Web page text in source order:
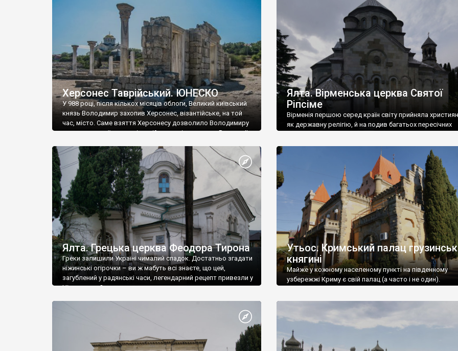
візантійської доби. Раритети викрадені з фондів об’єкту
культурної спадщини ЮНЕСКО «Херсонеса Таврійського».
Офіційно – на виставку «Золото Візантії», але експерти та
влада в Україні вважають це лише […]
називаються «повстяками» (postaki)…” “Вино. Крим
виробляє відмінне вино і його вдосталь: воно все
легке біле і дуже […]
Херсонес Таврійський. ЮНЕСКО
У 988 році, після кількох місяців облоги, Великий київський
князь Володимир захопив Херсонес, візантійське, на той
час, місто. Саме взяття Херсонесу дозволило Володимиру
диктувати свої умови візантійському імператору Василю ІІ,
Херсонесі Володимир-язичник, став Василем-
християнином. А потім було Хрещення Русі. На честь
Херсонесу Таврійського названо місто […]
Ялта. Вірменська церква Святої
Ріпсіме
Вірменія першою серед країн світу прийняла
як державну релігію, й на подив багатьох пересічних
Ялта. Грецька церква Феодора Тирона
Греки залишили Україні чималий спадок. Достатньо згадати
ніжинські огірочки – ви ж мабуть всі знаєте, що цей,
загублений у радянські часи, легендарний рецепт привезли у
Ніжин греки?
Утьос. Кримський палац
княгині
Майже у кожному населеному пункті на південному
узбережжі Криму є свій палац (а часто і не один).